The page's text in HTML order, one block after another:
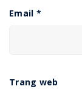
Email *
Trang web